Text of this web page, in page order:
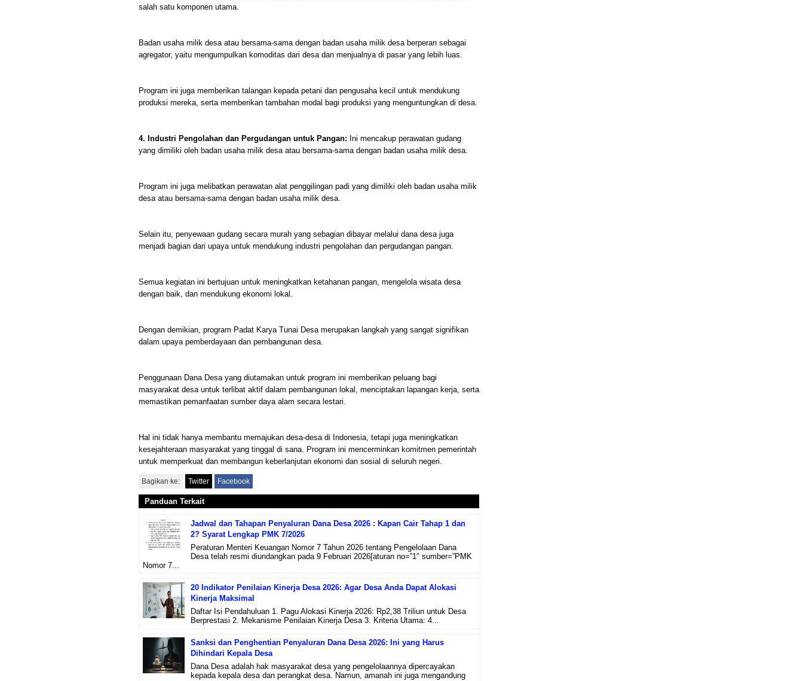
salah satu komponen utama.
Badan usaha milik desa atau bersama-sama dengan badan usaha milik desa berperan sebagai
agregator, yaitu mengumpulkan komoditas dari desa dan menjualnya di pasar yang lebih luas.
Program ini juga memberikan talangan kepada petani dan pengusaha kecil untuk mendukung
produksi mereka, serta memberikan tambahan modal bagi produksi yang menguntungkan di desa.
4. Industri Pengolahan dan Pergudangan untuk Pangan: Ini mencakup perawatan gudang
yang dimiliki oleh badan usaha milik desa atau bersama-sama dengan badan usaha milik desa.
Program ini juga melibatkan perawatan alat penggilingan padi yang dimiliki oleh badan usaha milik
desa atau bersama-sama dengan badan usaha milik desa.
Selain itu, penyewaan gudang secara murah yang sebagian dibayar melalui dana desa juga
menjadi bagian dari upaya untuk mendukung industri pengolahan dan pergudangan pangan.
Semua kegiatan ini bertujuan untuk meningkatkan ketahanan pangan, mengelola wisata desa
dengan baik, dan mendukung ekonomi lokal.
Dengan demikian, program Padat Karya Tunai Desa merupakan langkah yang sangat signifikan
dalam upaya pemberdayaan dan pembangunan desa.
Penggunaan Dana Desa yang diutamakan untuk program ini memberikan peluang bagi
masyarakat desa untuk terlibat aktif dalam pembangunan lokal, menciptakan lapangan kerja, serta
memastikan pemanfaatan sumber daya alam secara lestari.
Hal ini tidak hanya membantu memajukan desa-desa di Indonesia, tetapi juga meningkatkan
kesejahteraan masyarakat yang tinggal di sana. Program ini mencerminkan komitmen pemerintah
untuk memperkuat dan membangun keberlanjutan ekonomi dan sosial di seluruh negeri.
Bagikan ke: Twitter Facebook
Panduan Terkait
Jadwal dan Tahapan Penyaluran Dana Desa 2026 : Kapan Cair Tahap 1 dan
2? Syarat Lengkap PMK 7/2026
Peraturan Menteri Keuangan Nomor 7 Tahun 2026 tentang Pengelolaan Dana
Desa telah resmi diundangkan pada 9 Februari 2026[aturan no=”1″ sumber=”PMK
Nomor 7...
20 Indikator Penilaian Kinerja Desa 2026: Agar Desa Anda Dapat Alokasi
Kinerja Maksimal
Daftar Isi Pendahuluan 1. Pagu Alokasi Kinerja 2026: Rp2,38 Triliun untuk Desa
Berprestasi 2. Mekanisme Penilaian Kinerja Desa 3. Kriteria Utama: 4...
Sanksi dan Penghentian Penyaluran Dana Desa 2026: Ini yang Harus
Dihindari Kepala Desa
Dana Desa adalah hak masyarakat desa yang pengelolaannya dipercayakan
kepada kepala desa dan perangkat desa. Namun, amanah ini juga mengandung